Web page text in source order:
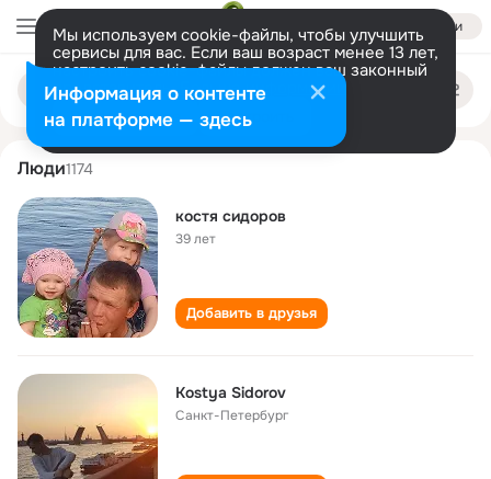
Войти
Мы используем cookie-файлы, чтобы улучшить
сервисы для вас. Если ваш возраст менее 13 лет,
настроить cookie-файлы должен ваш законный
представитель. Больше информации
Разрешить все Настроить
Поиск
людям
kostya sidorov
Люди1174
костя сидоров
39 лет
Добавить в друзья
Kostya Sidorov
Санкт-Петербург
Информация о контенте
на платформе — здесь